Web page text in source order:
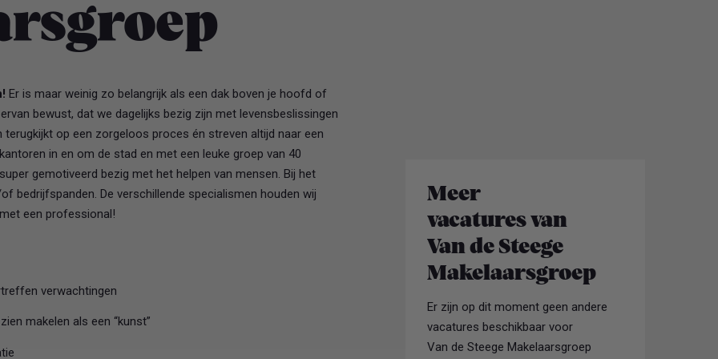
Er is maar weinig zo belangrijk als een dak boven je hoofd of
bewust, dat we dagelijks bezig zijn met levensbeslissingen
op een zorgeloos proces én streven altijd naar een
in en om de stad en met een leuke groep van 40
gemotiveerd bezig met het helpen van mensen. Bij het
bedrijfspanden. De verschillende specialismen houden wij
een professional!
verwachtingen
makelen als een “kunst”
Meer
vacatures van
Van de Steege
Makelaarsgroep
Er zijn op dit moment geen andere
vacatures beschikbaar voor
Van de Steege Makelaarsgroep